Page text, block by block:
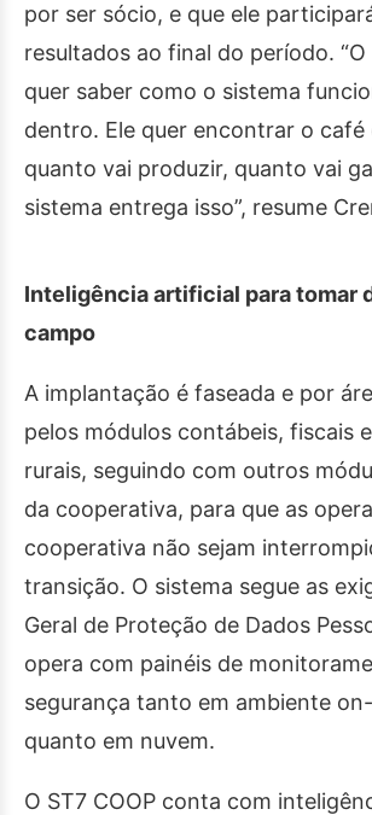
por ser sócio, e que ele
resultados ao final do período.
quer saber como o sistema
dentro. Ele quer encontrar o café
quanto vai produzir, quanto vai
sistema entrega isso”, resume
Inteligência artificial para tomar
campo
A implantação é faseada e por
pelos módulos contábeis, fiscais
rurais, seguindo com outros
da cooperativa, para que as
cooperativa não sejam
transição. O sistema segue as
Geral de Proteção de Dados
opera com painéis de
segurança tanto em ambiente
quanto em nuvem.
O ST7 COOP conta com